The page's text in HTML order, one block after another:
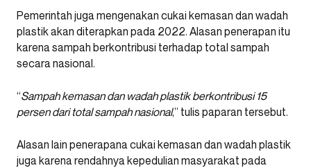
Pemerintah juga mengenakan cukai kemasan dan wadah
plastik akan diterapkan pada 2022. Alasan penerapan itu
karena sampah berkontribusi terhadap total sampah
secara nasional.
“Sampah kemasan dan wadah plastik berkontribusi 15
persen dari total sampah nasional,” tulis paparan tersebut.
Alasan lain penerapana cukai kemasan dan wadah plastik
juga karena rendahnya kepedulian masyarakat pada